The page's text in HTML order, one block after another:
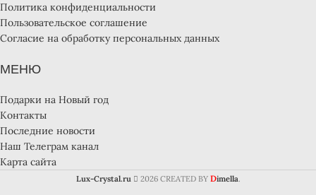
Политика конфиденциальности
Пользовательское соглашение
Согласие на обработку персональных данных
МЕНЮ
Подарки на Новый год
Контакты
Последние новости
Наш Телеграм канал
Карта сайта
Lux-Crystal.ru 2026 CREATED BY Dimella.